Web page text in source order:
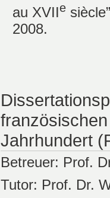
au XVIIe
2008.
Jahrhundert
Betreuer: Prof.
Tutor: Prof. Dr.